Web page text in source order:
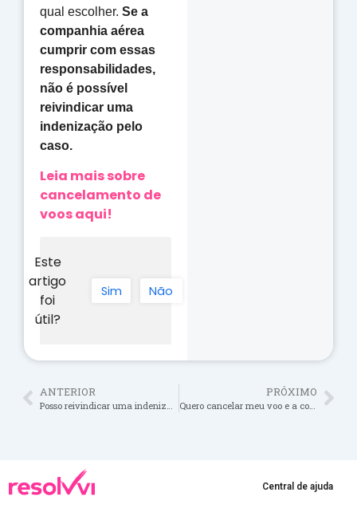
qual escolher. Se a
companhia aérea
cumprir com essas
responsabilidades,
não é possível
reivindicar uma
indenização pelo
caso.
Leia mais sobre
cancelamento de
voos aqui!
Este
artigo
foi
útil?
Sim Não
ANTERIOR PRÓXIMO
Quero cancelar meu voo e a companhia aérea cobra uma multa. Posso reivindicar uma indenização?
Central de ajuda